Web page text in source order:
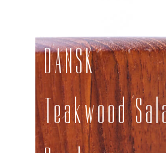
DANSK
Teakwood